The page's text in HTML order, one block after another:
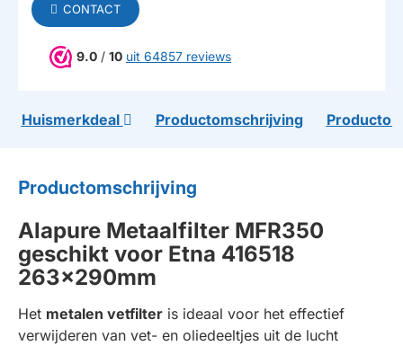
CONTACT
9.0 / 10 uit 64857 reviews
Huismerkdeal Productomschrijving
Productomschrijving
Alapure Metaalfilter MFR350
geschikt voor Etna 416518
263x290mm
Het metalen vetfilter is ideaal voor het effectief
verwijderen van vet- en oliedeeltjes uit de lucht